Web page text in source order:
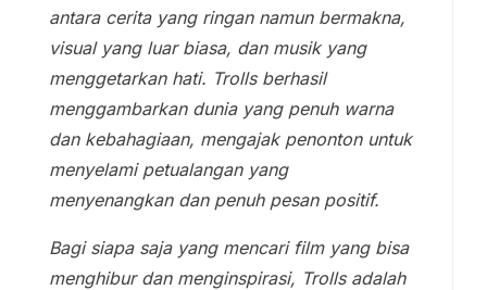
antara cerita yang ringan namun bermakna,
visual yang luar biasa, dan musik yang
menggetarkan hati. Trolls berhasil
menggambarkan dunia yang penuh warna
dan kebahagiaan, mengajak penonton untuk
menyelami petualangan yang
menyenangkan dan penuh pesan positif.
Bagi siapa saja yang mencari film yang bisa
menghibur dan menginspirasi, Trolls adalah